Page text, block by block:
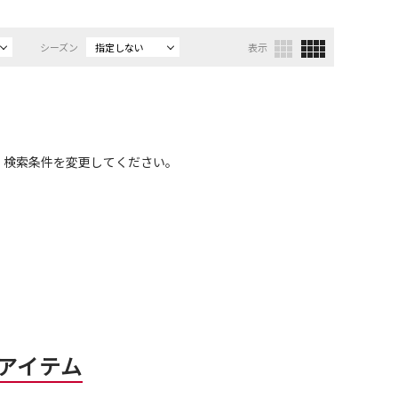
シーズン 指定しない 表示
索条件を変更してください。
イテム